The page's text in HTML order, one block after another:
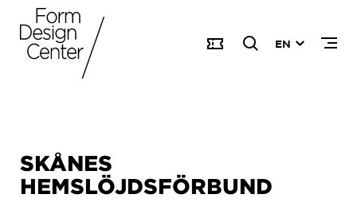
EN
SKÅNES
HEMSLÖJDSFÖRBUND